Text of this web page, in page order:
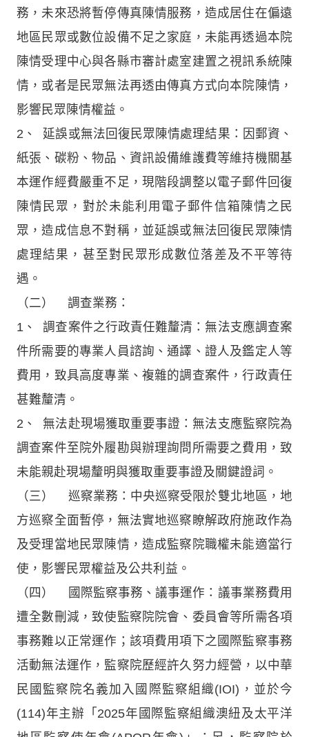
務，未來恐將暫停傳真陳情服務，造成居住在偏遠
地區民眾或數位設備不足之家庭，未能再透過本院
陳情受理中心與各縣市審計處室建置之視訊系統陳
情，或者是民眾無法再透由傳真方式向本院陳情，
影響民眾陳情權益。
2、 延誤或無法回復民眾陳情處理結果：因郵資、
紙張、碳粉、物品、資訊設備維護費等維持機關基
本運作經費嚴重不足，現階段調整以電子郵件回復
陳情民眾，對於未能利用電子郵件信箱陳情之民
眾，造成信息不對稱，並延誤或無法回復民眾陳情
處理結果，甚至對民眾形成數位落差及不平等待
遇。
（二） 調查業務：
1、 調查案件之行政責任難釐清：無法支應調查案
件所需要的專業人員諮詢、通譯、證人及鑑定人等
費用，致具高度專業、複雜的調查案件，行政責任
甚難釐清。
2、 無法赴現場獲取重要事證：無法支應監察院為
調查案件至院外履勘與辦理詢問所需要之費用，致
未能親赴現場釐明與獲取重要事證及關鍵證詞。
（三） 巡察業務：中央巡察受限於雙北地區，地
方巡察全面暫停，無法實地巡察瞭解政府施政作為
及受理當地民眾陳情，造成監察院職權未能適當行
使，影響民眾權益及公共利益。
（四） 國際監察事務、議事運作：議事業務費用
遭全數刪減，致使監察院院會、委員會等所需各項
事務難以正常運作；該項費用項下之國際監察事務
活動無法運作，監察院歷經許久努力經營，以中華
民國監察院名義加入國際監察組織(IOI)，並於今
(114)年主辦「2025年國際監察組織澳紐及太平洋